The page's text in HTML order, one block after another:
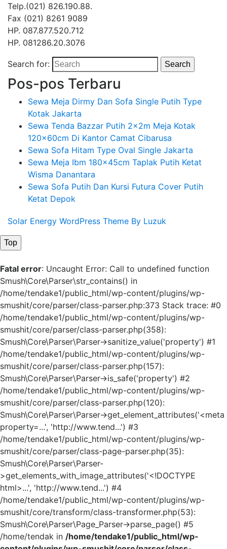
Telp.(021) 826.190.88.
Fax (021) 8261 9089
HP. 087.877.520.712
HP. 081286.20.3076
Search for: Search
Pos-pos Terbaru
Sewa Meja Dirmy Dan Sofa Single Putih Type
Kotak Jakarta
Sewa Tenda Bazzar Putih 2x2m Meja Kotak
120x60cm Di Kantor Camat Cibarusa
Sewa Sofa Hitam Type Oval Single Jakarta
Sewa Meja Ibm 180x45cm Taplak Putih Ketat
Wisma Danantara
Sewa Sofa Putih Dan Kursi Futura Cover Putih
Ketat Depok
Solar Energy WordPress Theme By Luzuk
Top
Fatal error: Uncaught Error: Call to undefined function
Smush\Core\Parser\str_contains() in
/home/tendake1/public_html/wp-content/plugins/wp-
smushit/core/parser/class-parser.php:373 Stack trace: #0
/home/tendake1/public_html/wp-content/plugins/wp-
smushit/core/parser/class-parser.php(358):
Smush\Core\Parser\Parser->sanitize_value('property') #1
/home/tendake1/public_html/wp-content/plugins/wp-
smushit/core/parser/class-parser.php(157):
Smush\Core\Parser\Parser->is_safe('property') #2
/home/tendake1/public_html/wp-content/plugins/wp-
smushit/core/parser/class-parser.php(120):
Smush\Core\Parser\Parser->get_element_attributes('<meta
property=...', 'http://www.tend...') #3
/home/tendake1/public_html/wp-content/plugins/wp-
smushit/core/parser/class-page-parser.php(35):
Smush\Core\Parser\Parser-
>get_elements_with_image_attributes('<!DOCTYPE
html>...', 'http://www.tend...') #4
/home/tendake1/public_html/wp-content/plugins/wp-
smushit/core/transform/class-transformer.php(53):
Smush\Core\Parser\Page_Parser->parse_page() #5
/home/tendak in /home/tendake1/public_html/wp-